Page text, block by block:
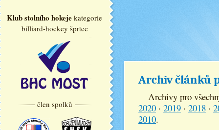
Klub stolního hokeje kategorie
billiard-hockey šprtec
člen spolků
Archiv článků
Archivy pro
2020 · 2019 · 2018 ·
2010.